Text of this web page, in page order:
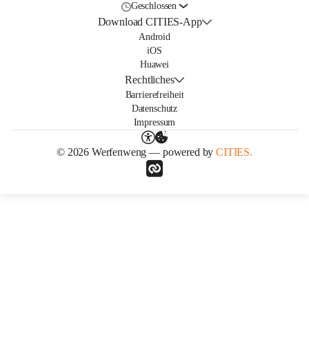
Geschlossen
Download CITIES-App
Android
iOS
Huawei
Rechtliches
Barrierefreiheit
Datenschutz
Impressum
© 2026 Werfenweng — powered byCITIES.